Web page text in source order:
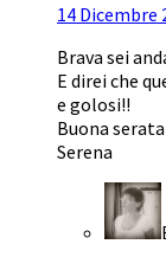
14 Dicembre
Brava sei
E direi che
e golosi!!
Buona serata
Serena